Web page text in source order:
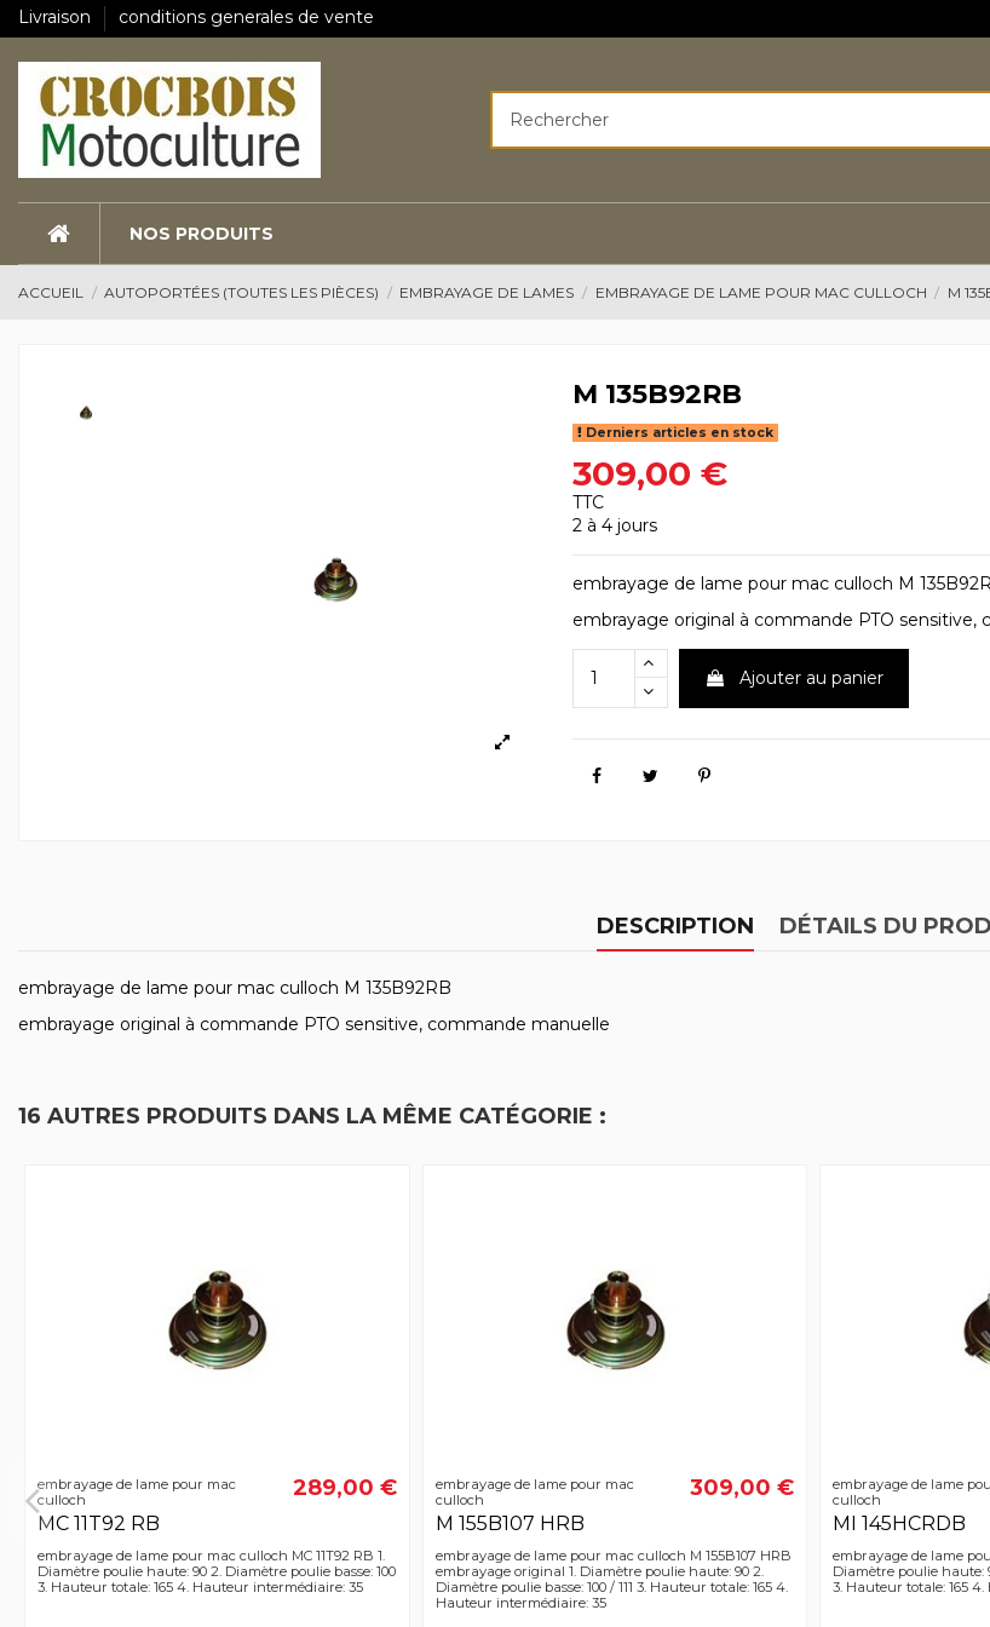
Livraison conditions generales de vente
NOS PRODUITS
ACCUEIL AUTOPORTÉES (TOUTES LES PIÈCES) EMBRAYAGE DE LAMES EMBRAYAGE DE LAME POUR MAC CULLOCH M
M 135B92RB
Derniers articles en stock
309,00 €
TTC
2 à 4 jours
embrayage de lame pour mac culloch M
embrayage original à commande PTO sensitive,
Ajouter au panier
DESCRIPTION DÉTAILS DU
embrayage de lame pour mac culloch M 135B92RB
embrayage original à commande PTO sensitive, commande manuelle
16 AUTRES PRODUITS DANS LA MÊME CATÉGORIE :
embrayage de lame pour mac
culloch
MC 11T92 RB
289,00 €
embrayage de lame pour mac culloch MC 11T92 RB 1.
Diamètre poulie haute: 90 2. Diamètre poulie basse: 100
3. Hauteur totale: 165 4. Hauteur intermédiaire: 35
embrayage de lame pour mac
culloch
M 155B107 HRB
309,00 €
embrayage de lame pour mac culloch M 155B107 HRB
embrayage original 1. Diamètre poulie haute: 90 2.
Diamètre poulie basse: 100 / 111 3. Hauteur totale: 165 4.
Hauteur intermédiaire: 35
embrayage de lame
culloch
MI 145HCRDB
embrayage de lame
Diamètre poulie haute:
3. Hauteur totale: 165